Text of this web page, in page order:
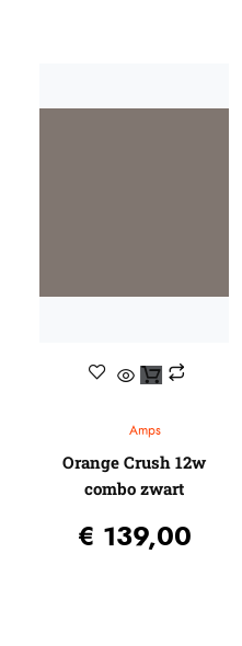
Amps
Orange Crush 12w
combo zwart
€ 139,00